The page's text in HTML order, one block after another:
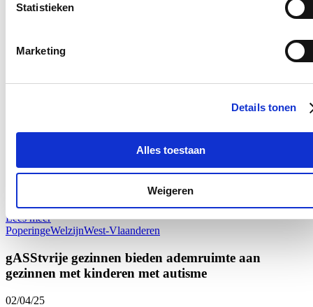
Statistieken
Marketing
Details tonen
Alles toestaan
Weigeren
Poperinge en jeugdverenigingen engageren zich voor
27/04/25
In maart 2024 lanceerde de Jeugddienst al een initiatief om
Door de ondertekening van het charter is deze ambitie nu officieel
inclusiviteit, veiligheid, vertrouwelijkheid, respect, ondersteuning en
begeleiding zullen bieden. Alle kinderen zijn welkom, zelfs al is hun
deelname tijdelijk of eenmalig. De stad streeft namelijk naar een
inclusieve gemeenschap, waarin alle kinderen zich thuis voelen.
met jeugdverenigingen op poten zet.
Lees meer
PoperingeWelzijnWest-Vlaanderen
gASStvrije gezinnen bieden ademruimte aan
gezinnen met kinderen met autisme
02/04/25